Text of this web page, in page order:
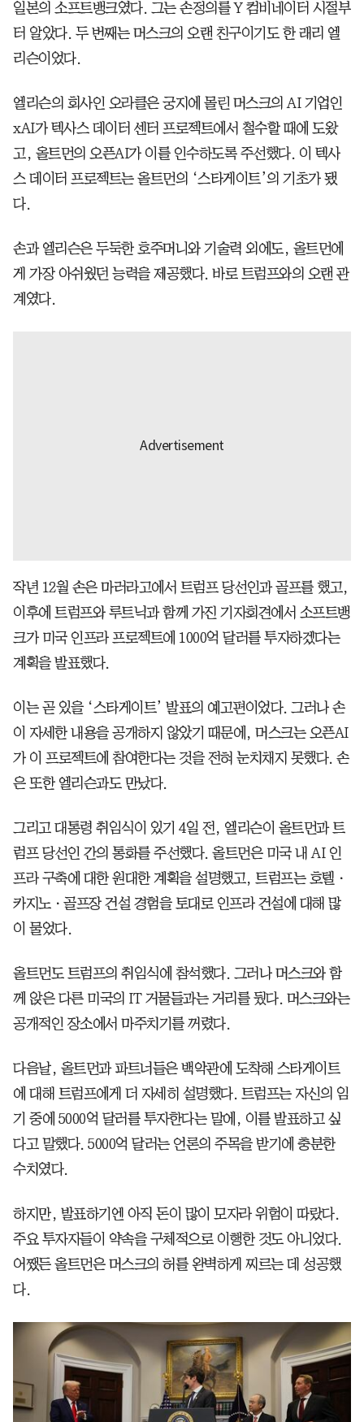
일본의 소프트뱅크였다. 그는 손정의를 Y 컴비네이터 시절부
터 알았다. 두 번째는 머스크의 오랜 친구이기도 한 래리 엘
리슨이었다.
엘리슨의 회사인 오라클은 궁지에 몰린 머스크의 AI 기업인
xAI가 텍사스 데이터 센터 프로젝트에서 철수할 때에 도왔
고, 올트먼의 오픈AI가 이를 인수하도록 주선했다. 이 텍사
스 데이터 프로젝트는 올트먼의 ‘스타게이트’의 기초가 됐
다.
손과 엘리슨은 두둑한 호주머니와 기술력 외에도, 올트먼에
게 가장 아쉬웠던 능력을 제공했다. 바로 트럼프와의 오랜 관
계였다.
작년 12월 손은 마러라고에서 트럼프 당선인과 골프를 했고,
이후에 트럼프와 루트닉과 함께 가진 기자회견에서 소프트뱅
크가 미국 인프라 프로젝트에 1000억 달러를 투자하겠다는
계획을 발표했다.
이는 곧 있을 ‘스타게이트’ 발표의 예고편이었다. 그러나 손
이 자세한 내용을 공개하지 않았기 때문에, 머스크는 오픈AI
가 이 프로젝트에 참여한다는 것을 전혀 눈치채지 못했다. 손
은 또한 엘리슨과도 만났다.
그리고 대통령 취임식이 있기 4일 전, 엘리슨이 올트먼과 트
럼프 당선인 간의 통화를 주선했다. 올트먼은 미국 내 AI 인
프라 구축에 대한 원대한 계획을 설명했고, 트럼프는 호텔ㆍ
카지노ㆍ골프장 건설 경험을 토대로 인프라 건설에 대해 많
이 물었다.
올트먼도 트럼프의 취임식에 참석했다. 그러나 머스크와 함
께 앉은 다른 미국의 IT 거물들과는 거리를 뒀다. 머스크와는
공개적인 장소에서 마주치기를 꺼렸다.
다음날, 올트먼과 파트너들은 백악관에 도착해 스타게이트
에 대해 트럼프에게 더 자세히 설명했다. 트럼프는 자신의 임
기 중에 5000억 달러를 투자한다는 말에, 이를 발표하고 싶
다고 말했다. 5000억 달러는 언론의 주목을 받기에 충분한
수치였다.
하지만, 발표하기엔 아직 돈이 많이 모자라 위험이 따랐다.
주요 투자자들이 약속을 구체적으로 이행한 것도 아니었다.
어쨌든 올트먼은 머스크의 허를 완벽하게 찌르는 데 성공했
다.